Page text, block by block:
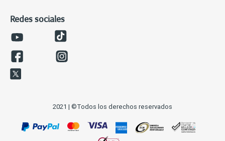
Redes sociales
2021 | ©Todos los derechos reservados